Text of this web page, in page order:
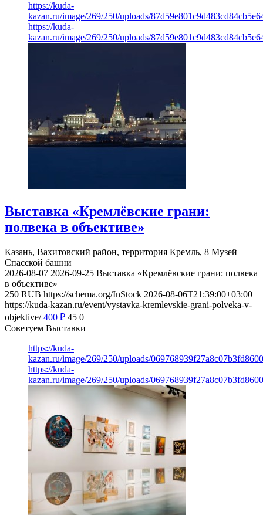
https://kuda-
kazan.ru/image/269/250/uploads/
https://kuda-
kazan.ru/image/269/250/uploads/
Выставка «Кремлёвские грани:
полвека в объективе»
Казань, Вахитовский район, территория Кремль, 8 Музей
Спасской башни
2026-08-07 2026-09-25 Выставка «Кремлёвские грани: полвека
в объективе»
250 RUB https://schema.org/InStock 2026-08-06T21:39:00+03:00
https://kuda-kazan.ru/event/vystavka-kremlevskie-grani-polveka-v-
objektive/ 400 ₽ 45 0
Советуем Выставки
https://kuda-
kazan.ru/image/269/250/uploads/
https://kuda-
kazan.ru/image/269/250/uploads/